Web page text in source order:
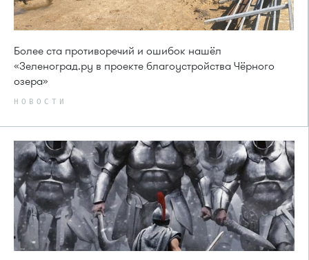
Более ста противоречий и ошибок нашёл
«Зеленоград.ру в проекте благоустройства Чёрного
озера»
НОВОСТИ